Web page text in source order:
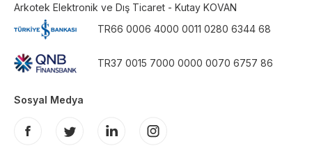
Arkotek Elektronik ve Dış Ticaret - Kutay KOVAN
TR66 0006 4000 0011 0280 6344 68
TR37 0015 7000 0000 0070 6757 86
Sosyal Medya